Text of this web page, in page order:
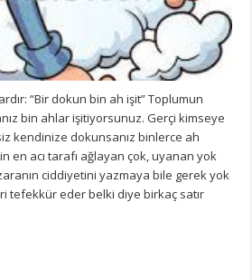
“Bir dokun bin ah işit” Toplumun
bin ahlar işitiyorsunuz. Gerçi kimseye
kendinize dokunsanız binlerce ah
en acı tarafı ağlayan çok, uyanan yok
ciddiyetini yazmaya bile gerek yok
tefekkür eder belki diye birkaç satır